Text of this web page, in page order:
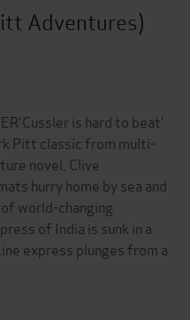
Adventures)
is hard to beat'
Pitt classic from multi-
novel, Clive
hurry home by sea and
world-changing
of India is sunk in a
express plunges from a